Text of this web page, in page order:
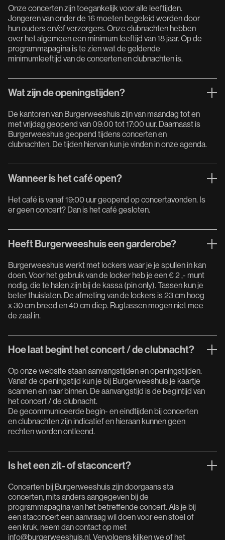
Onze concerten zijn toegankelijk voor alle leeftijden.
Jongeren van onder de 16 moeten begeleid worden door
hun ouders en/of verzorgers. Onze clubnachten hebben
over het algemeen een minimum leeftijd van 18 jaar. Op de
programmapagina is te zien wat de geldende
minimumleeftijd van de concerten en clubnachten is.
Wat zijn de openingstijden?
De kantoren van Burgerweeshuis zijn van maandag tot en
met vrijdag geopend van 09:00 tot 17:00 uur. Daarnaast is
Burgerweeshuis geopend tijdens concerten en
clubnachten. De tijden hiervan kun je vinden in onze agenda.
Wanneer is het café open?
Het café is vanaf 19:00 uur geopend op concertavonden. Is
er geen concert? Dan is het café gesloten.
Heeft Burgerweeshuis een garderobe?
Burgerweeshuis werkt met lockers waar je je spullen in kan
doen. Voor het gebruik van de locker heb je een € 2 ,- munt
nodig, die te halen zijn bij de kassa (pin only). Tassen kun je
beter thuislaten. De afmeting van de lockers is 23 cm hoog
x 30 cm breed en 40 cm diep. Rugtassen mogen niet mee
de zaal in.
Hoe laat begint het concert / de clubnacht?
Op onze website staan aanvangstijden en openingstijden.
Vanaf de openingstijd kun je bij Burgerweeshuis je kaartje
scannen en naar binnen. De aanvangstijd is de begintijd van
het concert / de clubnacht.
De gecommuniceerde begin- en eindtijden bij concerten
en clubnachten zijn indicatief en hieraan kunnen geen
rechten worden ontleend.
Is het een zit- of staconcert?
Concerten bij Burgerweeshuis zijn doorgaans sta
concerten, mits anders aangegeven bij de
programmapagina van het betreffende concert. Als je bij
een staconcert een aanvraag wil doen voor een stoel of
een kruk, neem dan contact op met
info@burgerweeshuis.nl.Vervolgens kijken we of het